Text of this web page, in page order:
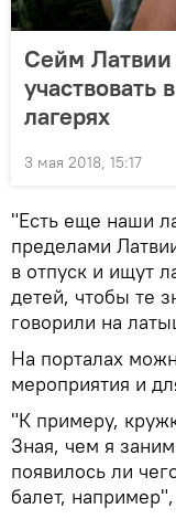
Сейм Латвии
участвовать
лагерях
3 мая 2018, 15:17
"Есть еще наши
пределами
в отпуск и ищут
детей, чтобы те
говорили на
На порталах
мероприятия и
"К примеру,
Зная, чем я
появилось ли
балет,